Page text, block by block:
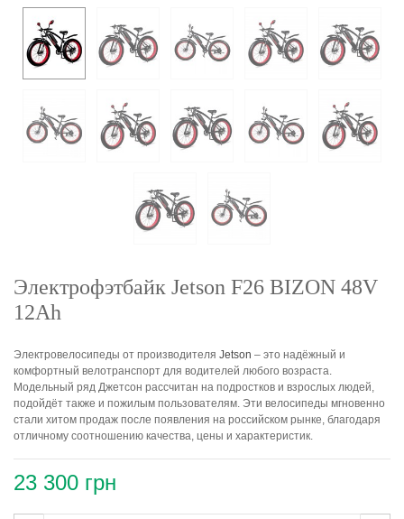
Электрофэтбайк Jetson F26 BIZON 48V
12Ah
Электровелосипеды от производителя Jetson – это надёжный и
комфортный велотранспорт для водителей любого возраста.
Модельный ряд Джетсон рассчитан на подростков и взрослых людей,
подойдёт также и пожилым пользователям. Эти велосипеды мгновенно
стали хитом продаж после появления на российском рынке, благодаря
отличному соотношению качества, цены и характеристик.
23 300 грн